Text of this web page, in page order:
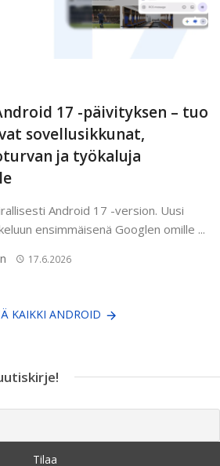
17 -päivityksen – tuo
sovellusikkunat,
ja työkaluja
Android 17 -version. Uusi
ensimmäisenä Googlen omille ...
17.6.2026
KAIKKI ANDROID